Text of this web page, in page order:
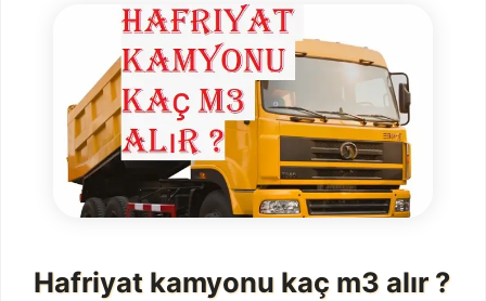
Hafriyat kamyonu kaç m3 alır ?